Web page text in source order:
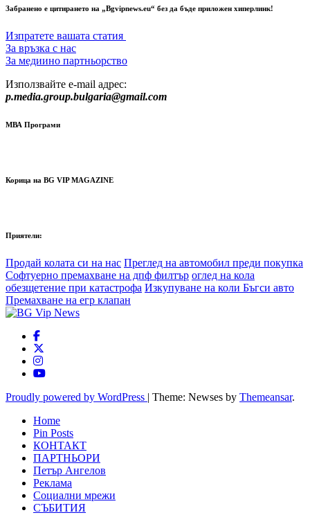
Забранено е цитирането на „Bgvipnews.eu“ без да бъде приложен хиперлинк!
Изпратете вашата статия
За връзка с нас
За медиино партньорство
Използвайте e-mail адрес:
p.media.group.bulgaria@gmail.com
МВА Програми
Корица на BG VIP MAGAZINE
Приятели:
Продай колата си на нас Преглед на автомобил преди покупка
Софтуерно премахване на дпф филтър оглед на кола
обезщетение при катастрофа Изкупуване на коли Бъгси авто
Премахване на егр клапан
Proudly powered by WordPress | Theme: Newses by Themeansar.
Home
Pin Posts
КОНТАКТ
ПАРТНЬОРИ
Петър Ангелов
Реклама
Социални мрежи
СЪБИТИЯ